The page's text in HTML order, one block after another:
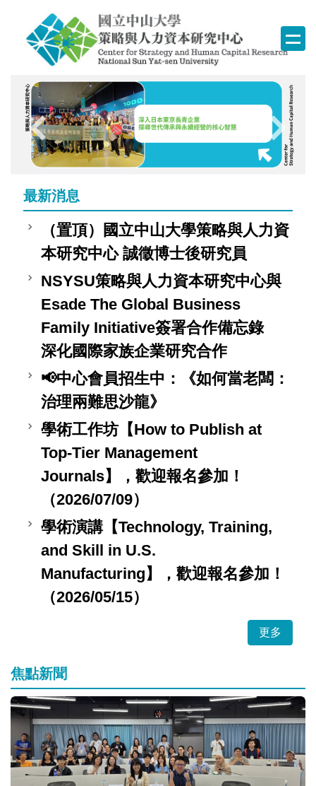
最新消息
（置頂）國立中山大學策略與人力資
本研究中心 誠徵博士後研究員
NSYSU策略與人力資本研究中心與
Esade The Global Business
Family Initiative簽署合作備忘錄
深化國際家族企業研究合作
📢中心會員招生中：《如何當老闆：
治理兩難思沙龍》
學術工作坊【How to Publish at
Top-Tier Management
Journals】，歡迎報名參加！
（2026/07/09）
學術演講【Technology, Training,
and Skill in U.S.
Manufacturing】，歡迎報名參加！
（2026/05/15）
更多
焦點新聞